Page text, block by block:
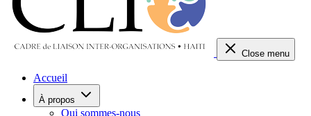
Close menu
Accueil
À propos
Qui sommes-nous